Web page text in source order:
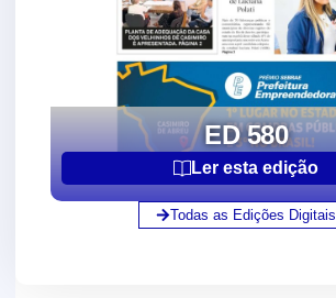
ED 580
Ler esta edição
Todas as Edições Digitais